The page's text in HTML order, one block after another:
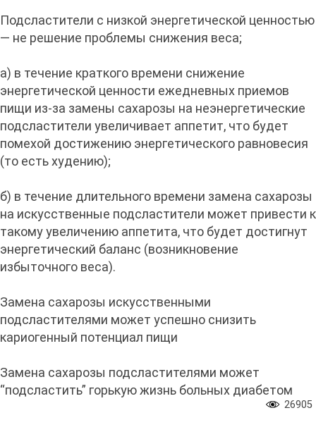
Подсластители с низкой энергетической ценностью
— не решение проблемы снижения веса;
а) в течение краткого времени снижение
энергетической ценности ежедневных приемов
пищи из-за замены сахарозы на неэнергетические
подсластители увеличивает аппетит, что будет
помехой достижению энергетического равновесия
(то есть худению);
б) в течение длительного времени замена сахарозы
на искусственные подсластители может привести к
такому увеличению аппетита, что будет достигнут
энергетический баланс (возникновение
избыточного веса).
Замена сахарозы искусственными
подсластителями может успешно снизить
кариогенный потенциал пищи
Замена сахарозы подсластителями может
“подсластить” горькую жизнь больных диабетом
26905